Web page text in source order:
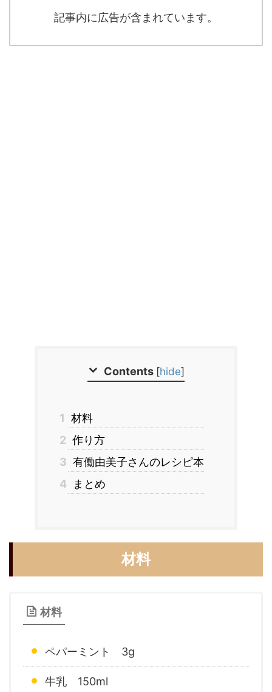
記事内に広告が含まれています。
Contents [hide]
1 材料
2 作り方
3 有働由美子さんのレシピ本
4
まとめ
材料
材料
ペパーミント 3g
牛乳 150ml